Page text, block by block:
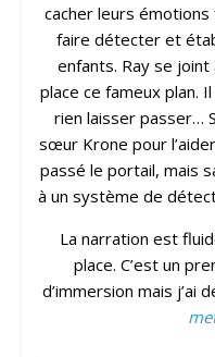
cacher leurs
faire détecter et
enfants. Ray se
place ce fameux plan.
rien laisser passer…
sœur Krone pour
passé le portail, mais
à un système de
La narration est
place. C’est un
d’immersion mais j’ai